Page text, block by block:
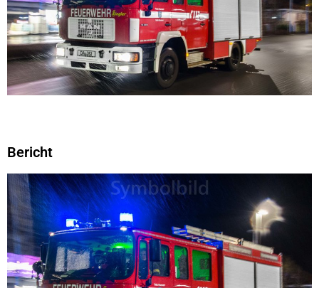
Bericht